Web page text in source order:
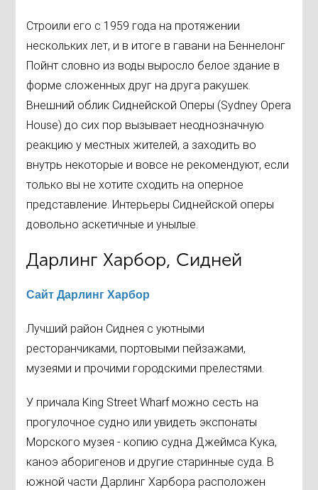
Строили его с 1959 года на протяжении
нескольких лет, и в итоге в гавани на Беннелонг
Пойнт словно из воды выросло белое здание в
форме сложенных друг на друга ракушек.
Внешний облик Сиднейской Оперы (Sydney Opera
House) до сих пор вызывает неоднозначную
реакцию у местных жителей, а заходить во
внутрь некоторые и вовсе не рекомендуют, если
только вы не хотите сходить на оперное
представление. Интерьеры Сиднейской оперы
довольно аскетичные и унылые.
Дарлинг Харбор, Сидней
Сайт Дарлинг Харбор
Лучший район Сиднея с уютными
ресторанчиками, портовыми пейзажами,
музеями и прочими городскими прелестями.
У причала King Street Wharf можно сесть на
прогулочное судно или увидеть экспонаты
Морского музея - копию судна Джеймса Кука,
каноэ аборигенов и другие старинные суда. В
южной части Дарлинг Харбора расположен